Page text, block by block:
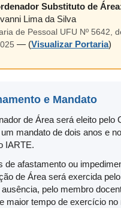
Substituto de
Lima da Silva
de Pessoal UFU Nº 5642,
— (Visualizar Portaria)
e Mandato
de Área será eleito pelo
mandato de dois anos e
IARTE.
de afastamento ou
de Área será exercida
pelo membro
maior tempo de exercício no